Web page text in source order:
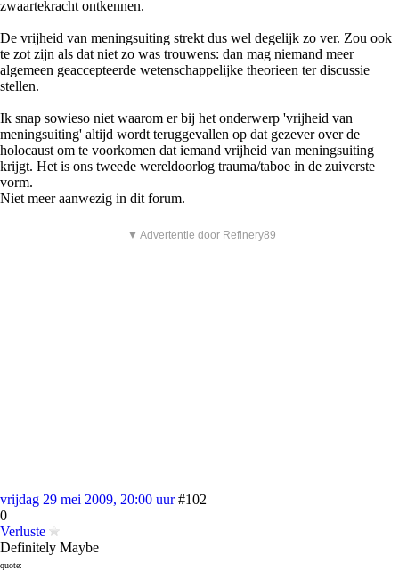
zwaartekracht ontkennen.
De vrijheid van meningsuiting strekt dus wel degelijk zo ver. Zou ook
te zot zijn als dat niet zo was trouwens: dan mag niemand meer
algemeen geaccepteerde wetenschappelijke theorieen ter discussie
stellen.
Ik snap sowieso niet waarom er bij het onderwerp 'vrijheid van
meningsuiting' altijd wordt teruggevallen op dat gezever over de
holocaust om te voorkomen dat iemand vrijheid van meningsuiting
krijgt. Het is ons tweede wereldoorlog trauma/taboe in de zuiverste
vorm.
Niet meer aanwezig in dit forum.
▼ Advertentie door Refinery89
vrijdag 29 mei 2009, 20:00 uur #102
0
Verluste
Definitely Maybe
quote: